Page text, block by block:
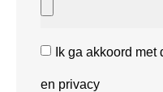
Ik ga akkoord
en privacy